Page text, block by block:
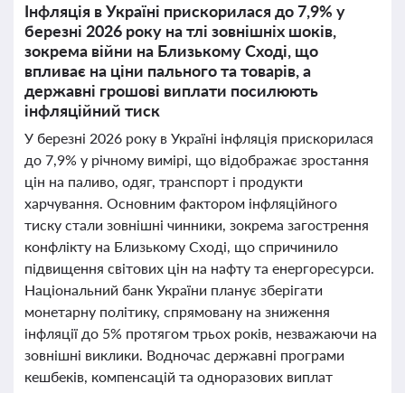
Інфляція в Україні прискорилася до 7,9% у
березні 2026 року на тлі зовнішніх шоків,
зокрема війни на Близькому Сході, що
впливає на ціни пального та товарів, а
державні грошові виплати посилюють
інфляційний тиск
У березні 2026 року в Україні інфляція прискорилася
до 7,9% у річному вимірі, що відображає зростання
цін на паливо, одяг, транспорт і продукти
харчування. Основним фактором інфляційного
тиску стали зовнішні чинники, зокрема загострення
конфлікту на Близькому Сході, що спричинило
підвищення світових цін на нафту та енергоресурси.
Національний банк України планує зберігати
монетарну політику, спрямовану на зниження
інфляції до 5% протягом трьох років, незважаючи на
зовнішні виклики. Водночас державні програми
кешбеків, компенсацій та одноразових виплат